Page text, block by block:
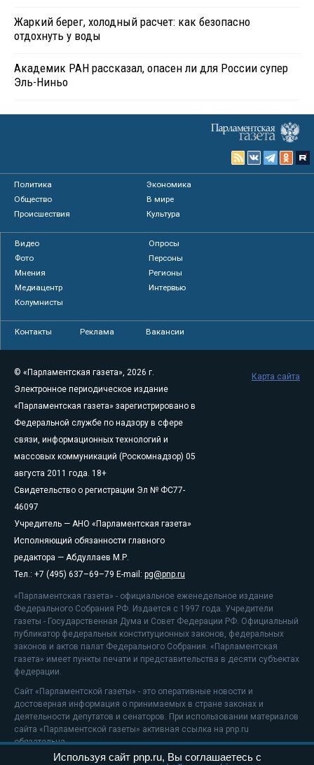
Жаркий берег, холодный расчет: как безопасно
отдохнуть у воды
Академик РАН рассказал, опасен ли для России супер
Эль-Ниньо
Политика
Экономика
Общество
В мире
Происшествия
Культура
Видео
Опросы
Фото
Персоны
Мнения
Регионы
Медиацентр
Интервью
Колумнисты
Контакты Реклама Вакансии
© «Парламентская газета», 2026 г.
Электронное периодическое издание
«Парламентская газета» зарегистрировано в
Федеральной службе по надзору в сфере
связи, информационных технологий и
массовых коммуникаций (Роскомнадзор) 05
августа 2011 года. 18+
Свидетельство о регистрации Эл № ФС77-
46097
Учредитель — АНО «Парламентская газета»
Исполняющий обязанности главного
редактора — Абдуллаев М.Р.
Тел.: +7 (495) 637–69–79 E-mail: pg@pnp.ru
«Парламентская газета» - официальное еженедельное издание
Федерального Собрания РФ. Издается с 1997 года. Учредители
газеты - Государственная Дума и Совет Федерации РФ. Официальный
публикатор федеральных конституционных законов, федеральных
законов и актов палат Федерального Собрания. «Парламентская
газета» имеет пункты печати и представительства в десяти субъектах
федерации.
Сайт «Парламентской газеты» - это оперативные новости и
достоверная информация о принимаемых в стране законах и
деятельности депутатов и сенаторов. При использовании материалов
сайта «Парламентской газеты» активная ссылка на pnp.ru
обязательна.
На информационном ресурсе применяютсярекомендательные
Карта сайта
Используя сайт pnp.ru, Вы соглашаетесь с